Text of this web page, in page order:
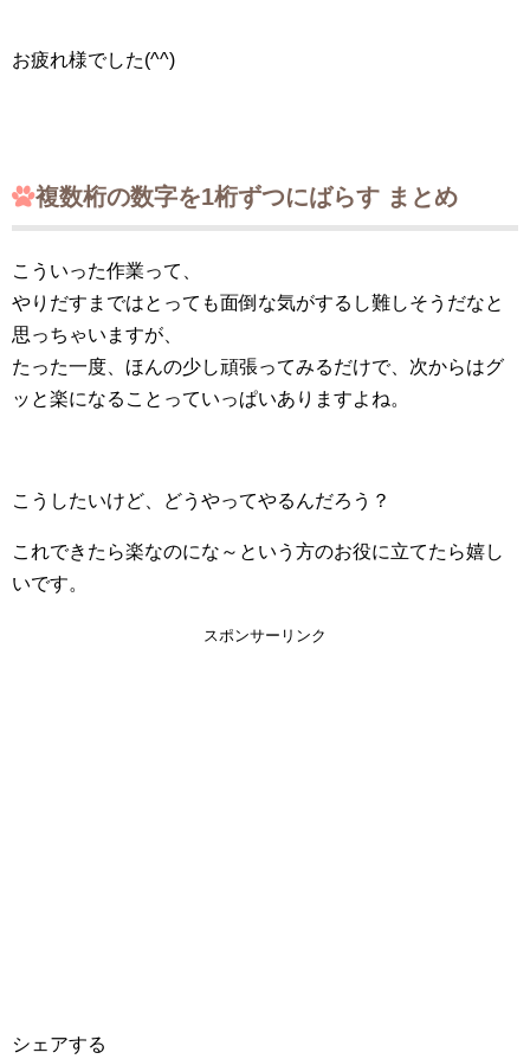
お疲れ様でした(^^)
複数桁の数字を1桁ずつにばらす まとめ
こういった作業って、
やりだすまではとっても面倒な気がするし難しそうだなと
思っちゃいますが、
たった一度、ほんの少し頑張ってみるだけで、次からはグ
ッと楽になることっていっぱいありますよね。
こうしたいけど、どうやってやるんだろう？
これできたら楽なのにな～という方のお役に立てたら嬉し
いです。
スポンサーリンク
シェアする